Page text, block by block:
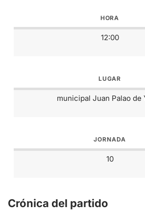
HORA
12:00
LUGAR
municipal Juan Palao de
JORNADA
10
Crónica del partido